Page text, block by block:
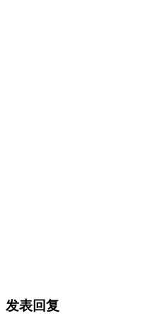
发表回复